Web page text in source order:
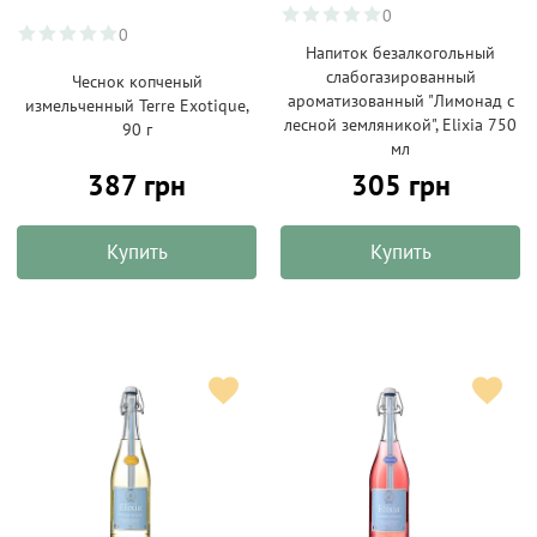
0
Чеснок копченый
измельченный Terre Exotique,
90 г
387 грн
Купить
0
Напиток безалкогольный
слабогазированный
ароматизованный "Лимонад с
лесной земляникой", Elixia 750
мл
305 грн
Купить